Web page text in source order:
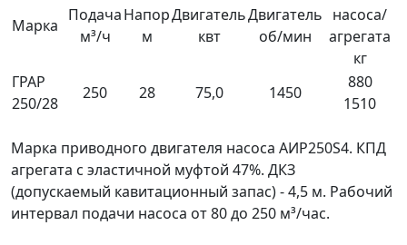
Марка
Подача
м³/ч
Напор
м
Двигатель
квт
Двигатель
об/мин
насоса/
агрегата
кг
ГРАР
250/28
250 28 75,0 1450
880
1510
Марка приводного двигателя насоса АИР250S4. КПД
агрегата с эластичной муфтой 47%. ДКЗ
(допускаемый кавитационный запас) - 4,5 м. Рабочий
интервал подачи насоса от 80 до 250 м³/час.